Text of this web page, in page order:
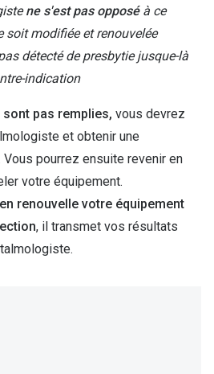
ne s'est pas opposé à ce
soit modifiée et renouvelée
détecté de presbytie jusque-là
indication
pas remplies, vous devrez
et obtenir une
pourrez ensuite revenir en
votre équipement.
renouvelle votre équipement
, il transmet vos résultats